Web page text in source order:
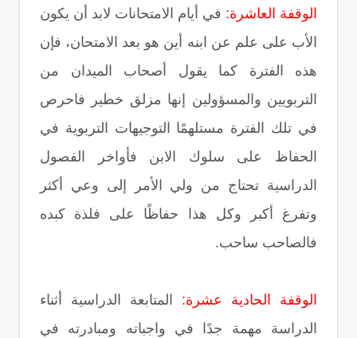
الوقفة العاشرة: في أيام الامتحانات لابد أن يكون
الأب على علم عن ابنه أين هو بعد الامتحان، فإن
هذه الفترة كما يقول أصحاب الميدان من
التربويين والمسؤولين إنها مزلق خطير فاحرص
في تلك الفترة مستلهمًا التوجيهات التربوية في
الحفاظ على سلوك الابن فأواخر الفصول
الدراسية تحتاج من ولي الأمر إلى وعي أكثر
وتفرغ أكبر وكل هذا حفاظًا على فلذة كبده
فالصاحب ساحب.
الوقفة الحادية عشرة: المتابعة الدراسية أثناء
الدراسة مهمة جدًا في واجباته ومبادرته في